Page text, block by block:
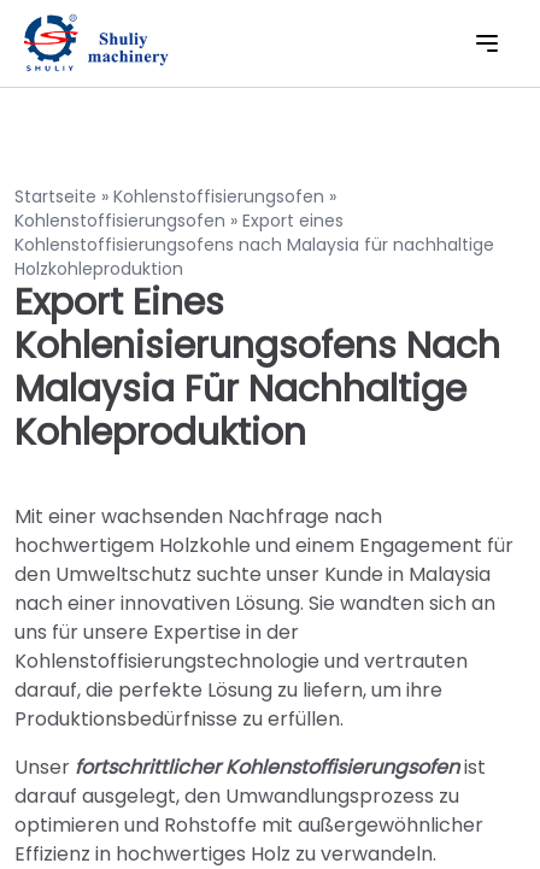
Startseite » Kohlenstoffisierungsofen »
Kohlenstoffisierungsofen » Export eines
Kohlenstoffisierungsofens nach Malaysia für nachhaltige
Holzkohleproduktion
Export Eines
Kohlenisierungsofens Nach
Malaysia Für Nachhaltige
Kohleproduktion
Mit einer wachsenden Nachfrage nach
hochwertigem Holzkohle und einem Engagement für
den Umweltschutz suchte unser Kunde in Malaysia
nach einer innovativen Lösung. Sie wandten sich an
uns für unsere Expertise in der
Kohlenstoffisierungstechnologie und vertrauten
darauf, die perfekte Lösung zu liefern, um ihre
Produktionsbedürfnisse zu erfüllen.
Unser fortschrittlicher Kohlenstoffisierungsofenist
darauf ausgelegt, den Umwandlungsprozess zu
optimieren und Rohstoffe mit außergewöhnlicher
Effizienz in hochwertiges Holz zu verwandeln.